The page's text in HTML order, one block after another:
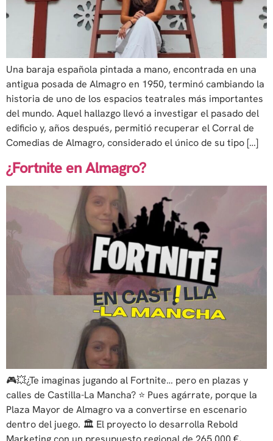
Una baraja española pintada a mano, encontrada en una
antigua posada de Almagro en 1950, terminó cambiando la
historia de uno de los espacios teatrales más importantes
del mundo. Aquel hallazgo llevó a investigar el pasado del
edificio y, años después, permitió recuperar el Corral de
Comedias de Almagro, considerado el único de su tipo […]
¿Fortnite en Almagro?
🎮💥¿Te imaginas jugando al Fortnite… pero en plazas y
calles de Castilla-La Mancha? ⭐ Pues agárrate, porque la
Plaza Mayor de Almagro va a convertirse en escenario
dentro del juego. 🏛 El proyecto lo desarrolla Rebold